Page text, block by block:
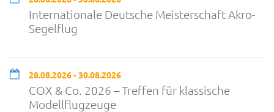
Internationale Deutsche Meisterschaft Akro-
Segelflug
28.08.2026 - 30.08.2026
COX & Co. 2026 – Treffen für klassische
Modellflugzeuge